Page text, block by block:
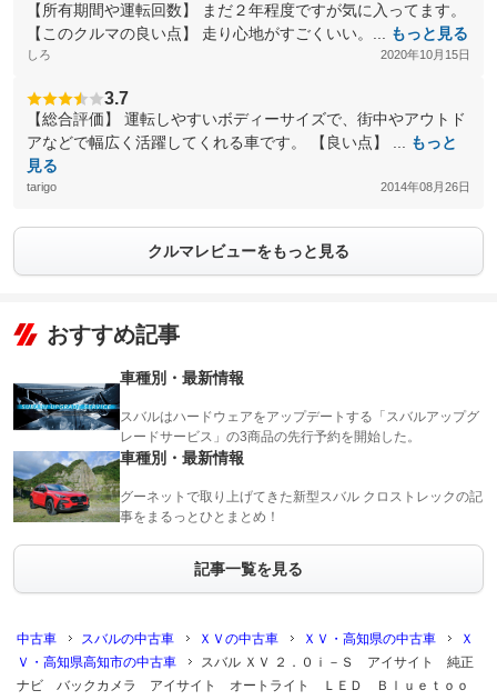
【所有期間や運転回数】 まだ２年程度ですが気に入ってます。
【このクルマの良い点】 走り心地がすごくいい。...
もっと見る
しろ 2020年10月15日
3.7
【総合評価】 運転しやすいボディーサイズで、街中やアウトド
アなどで幅広く活躍してくれる車です。 【良い点】 ...
もっと
見る
tarigo 2014年08月26日
クルマレビューをもっと見る
おすすめ記事
車種別・最新情報
スバルはハードウェアをアップデートする「スバルアップグ
レードサービス」の3商品の先行予約を開始した。
車種別・最新情報
グーネットで取り上げてきた新型スバル クロストレックの記
事をまるっとひとまとめ！
記事一覧を見る
中古車 スバルの中古車 ＸＶの中古車 ＸＶ・高知県の中古車
Ｘ
Ｖ・高知県高知市の中古車
スバル ＸＶ ２．０ｉ－Ｓ アイサイト 純正
ナビ バックカメラ アイサイト オートライト ＬＥＤ Ｂｌｕｅｔｏｏ